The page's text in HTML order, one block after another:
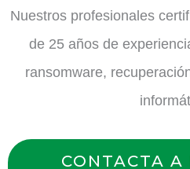
Nuestros profesionales
de 25 años de
ransomware,
CONTACTA A